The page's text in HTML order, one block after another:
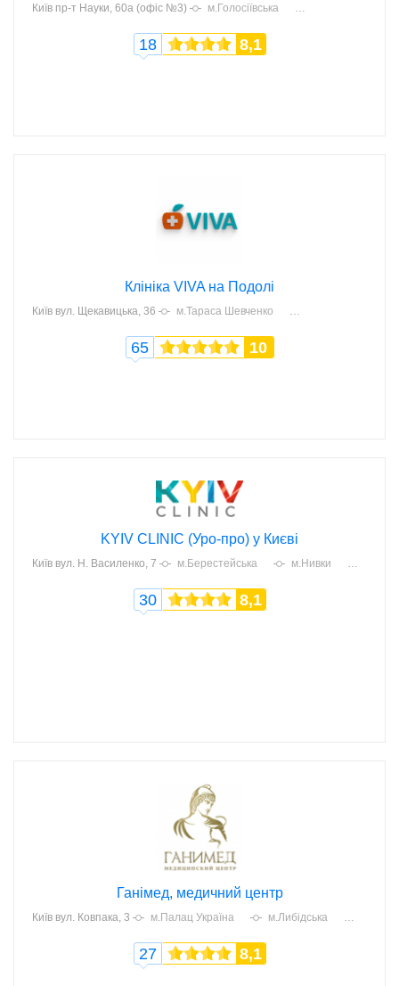
Київ пр-т Науки, 60а (офіс №3) м.Голосіївська
18 8,1
Клініка VIVA на Подолі
Київ вул. Щекавицька, 36 м.Тараса Шевченко
65 10
KYIV CLINIC (Уро-про) у Києві
Київ вул. Н. Василенко, 7 м.Берестейська м.Нивки
30 8,1
Ганімед, медичний центр
Київ вул. Ковпака, 3 м.Палац Україна м.Либідська
27 8,1